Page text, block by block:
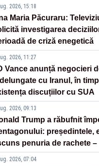
2026, 15:18
Maria Păcuraru:
investigarea
de criză enegetică
2026, 11:27
Vance anunță negocieri
cu Iranul, în
discuțiilor cu SUA
2026, 09:13
Trump a răbufnit
președintele,
penuria de rachete –
2026, 07:04